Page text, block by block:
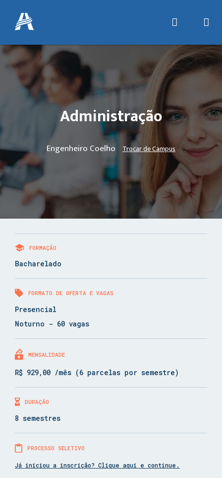
Administração
Engenheiro Coelho Trocar de Campus
FORMAÇÃO
Bacharelado
FORMATO DE OFERTA E VAGAS
Presencial
Noturno - 60 vagas
MENSALIDADE
R$ 929,00 /mês (6 parcelas por semestre)
DURAÇÃO
8 semestres
PROCESSO SELETIVO
Já iniciou a inscrição? Clique aqui e continue.